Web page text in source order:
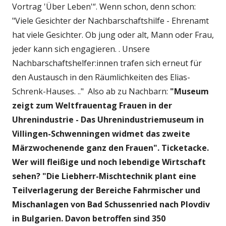
Vortrag 'Über Leben'“. Wenn schon, denn schon:
"Viele Gesichter der Nachbarschaftshilfe - Ehrenamt
hat viele Gesichter. Ob jung oder alt, Mann oder Frau,
jeder kann sich engagieren. . Unsere
Nachbarschaftshelfer:innen trafen sich erneut für
den Austausch in den Räumlichkeiten des Elias-
Schrenk-Hauses. .." Also ab zu Nachbarn: "Museum
zeigt zum Weltfrauentag Frauen in der
Uhrenindustrie - Das Uhrenindustriemuseum in
Villingen-Schwenningen widmet das zweite
Märzwochenende ganz den Frauen". Ticketacke.
Wer will fleißige und noch lebendige Wirtschaft
sehen? "Die Liebherr-Mischtechnik plant eine
Teilverlagerung der Bereiche Fahrmischer und
Mischanlagen von Bad Schussenried nach Plovdiv
in Bulgarien. Davon betroffen sind 350